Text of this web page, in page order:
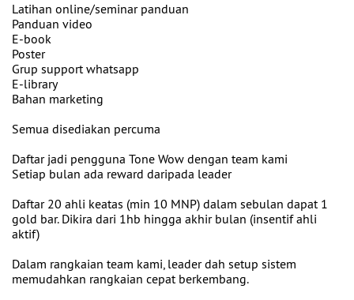
Latihan online/seminar panduan
Panduan video
E-book
Poster
Grup support whatsapp
E-library
Bahan marketing
Semua disediakan percuma
Daftar jadi pengguna Tone Wow dengan team kami
Setiap bulan ada reward daripada leader
Daftar 20 ahli keatas (min 10 MNP) dalam sebulan dapat 1
gold bar. Dikira dari 1hb hingga akhir bulan (insentif ahli
aktif)
Dalam rangkaian team kami, leader dah setup sistem
memudahkan rangkaian cepat berkembang.